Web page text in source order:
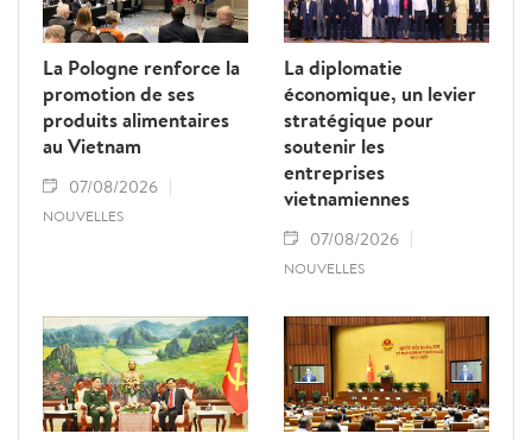
La Pologne renforce la
promotion de ses
produits alimentaires
au Vietnam
07/08/2026
NOUVELLES
La diplomatie
économique, un levier
stratégique pour
soutenir les
entreprises
vietnamiennes
07/08/2026
NOUVELLES